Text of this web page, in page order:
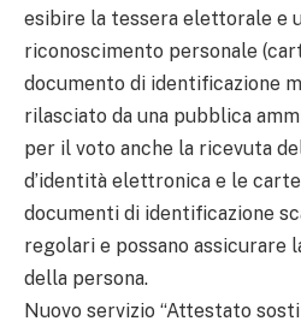
esibire la tessera elettorale e
riconoscimento personale
documento di identificazione
rilasciato da una pubblica
per il voto anche la ricevuta
d’identità elettronica e le
documenti di identificazione
regolari e possano assicurare
della persona.
Nuovo servizio “Attestato